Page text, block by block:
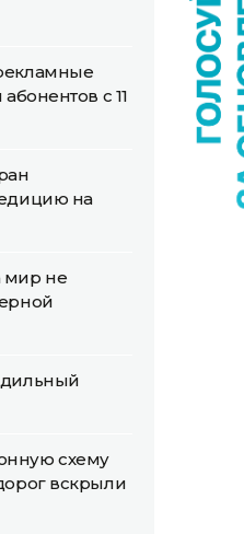
с 11
на
мир не
схему
вскрыли